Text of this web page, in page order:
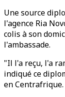
Une source
l'agence Ria
colis à son
l'ambassade.
"Il l'a reçu, l'a
indiqué ce
en Centrafrique.